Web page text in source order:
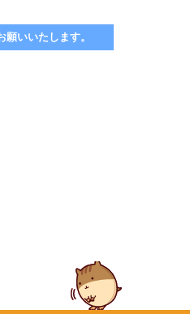
いいたします。